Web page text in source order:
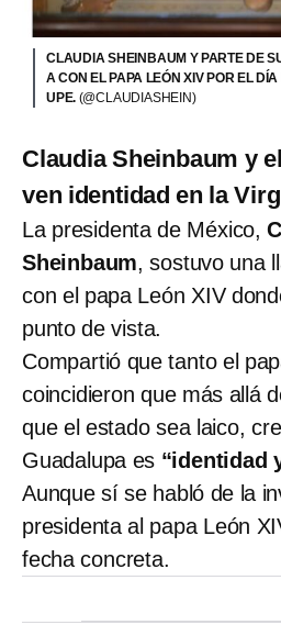
CLAUDIA SHEINBAUM Y PARTE DE
A CON EL PAPA LEÓN XIV POR EL
UPE. (@CLAUDIASHEIN)
Claudia Sheinbaum y
ven identidad en la
La presidenta de México,
Sheinbaum, sostuvo una
con el papa León XIV
punto de vista.
Compartió que tanto el
coincidieron que más allá
que el estado sea laico,
Guadalupa es “identidad
Aunque sí se habló de la
presidenta al papa León
fecha concreta.